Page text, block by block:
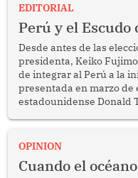
EDITORIAL
Perú y el Escudo
Desde antes de las
presidenta, Keiko
de integrar al Perú a la
presentada en marzo de
estadounidense Donald
OPINION
Cuando el